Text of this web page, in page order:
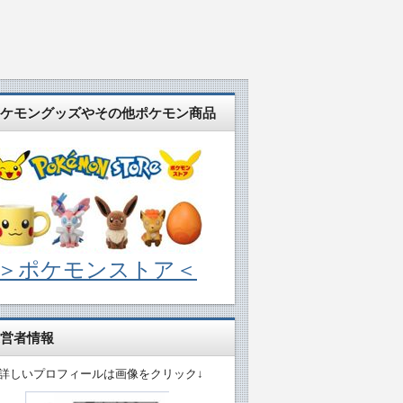
モングッズやその他ポケモン商品
ポケモンストア＜
者情報
しいプロフィールは画像をクリック↓